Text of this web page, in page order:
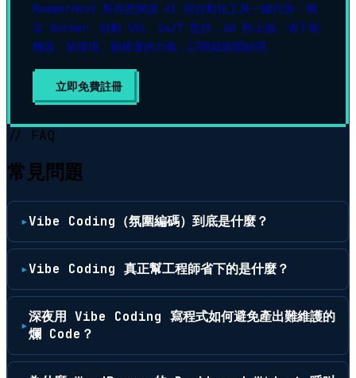
RoamerHost 幫你把開源 AI 與自動化工具一鍵代管：獨
立 Docker、自動 SSL、24/7 監控，60 秒上線。省下租
機器、裝環境、顧維運的力氣，訂閱就能開始用。
立即免費註冊
// FAQ
常見問題
Vibe Coding（氛圍編碼）到底是什麼？
Vibe Coding 真正幫工程師省下的是什麼？
深夜用 Vibe Coding 寫程式如何避免產出難維護的
爛 Code？